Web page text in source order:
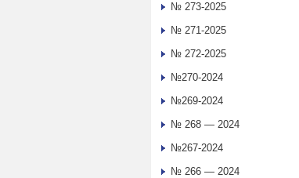
№ 273-2025
№ 271-2025
№ 272-2025
№270-2024
№269-2024
№ 268 — 2024
№267-2024
№ 266 — 2024